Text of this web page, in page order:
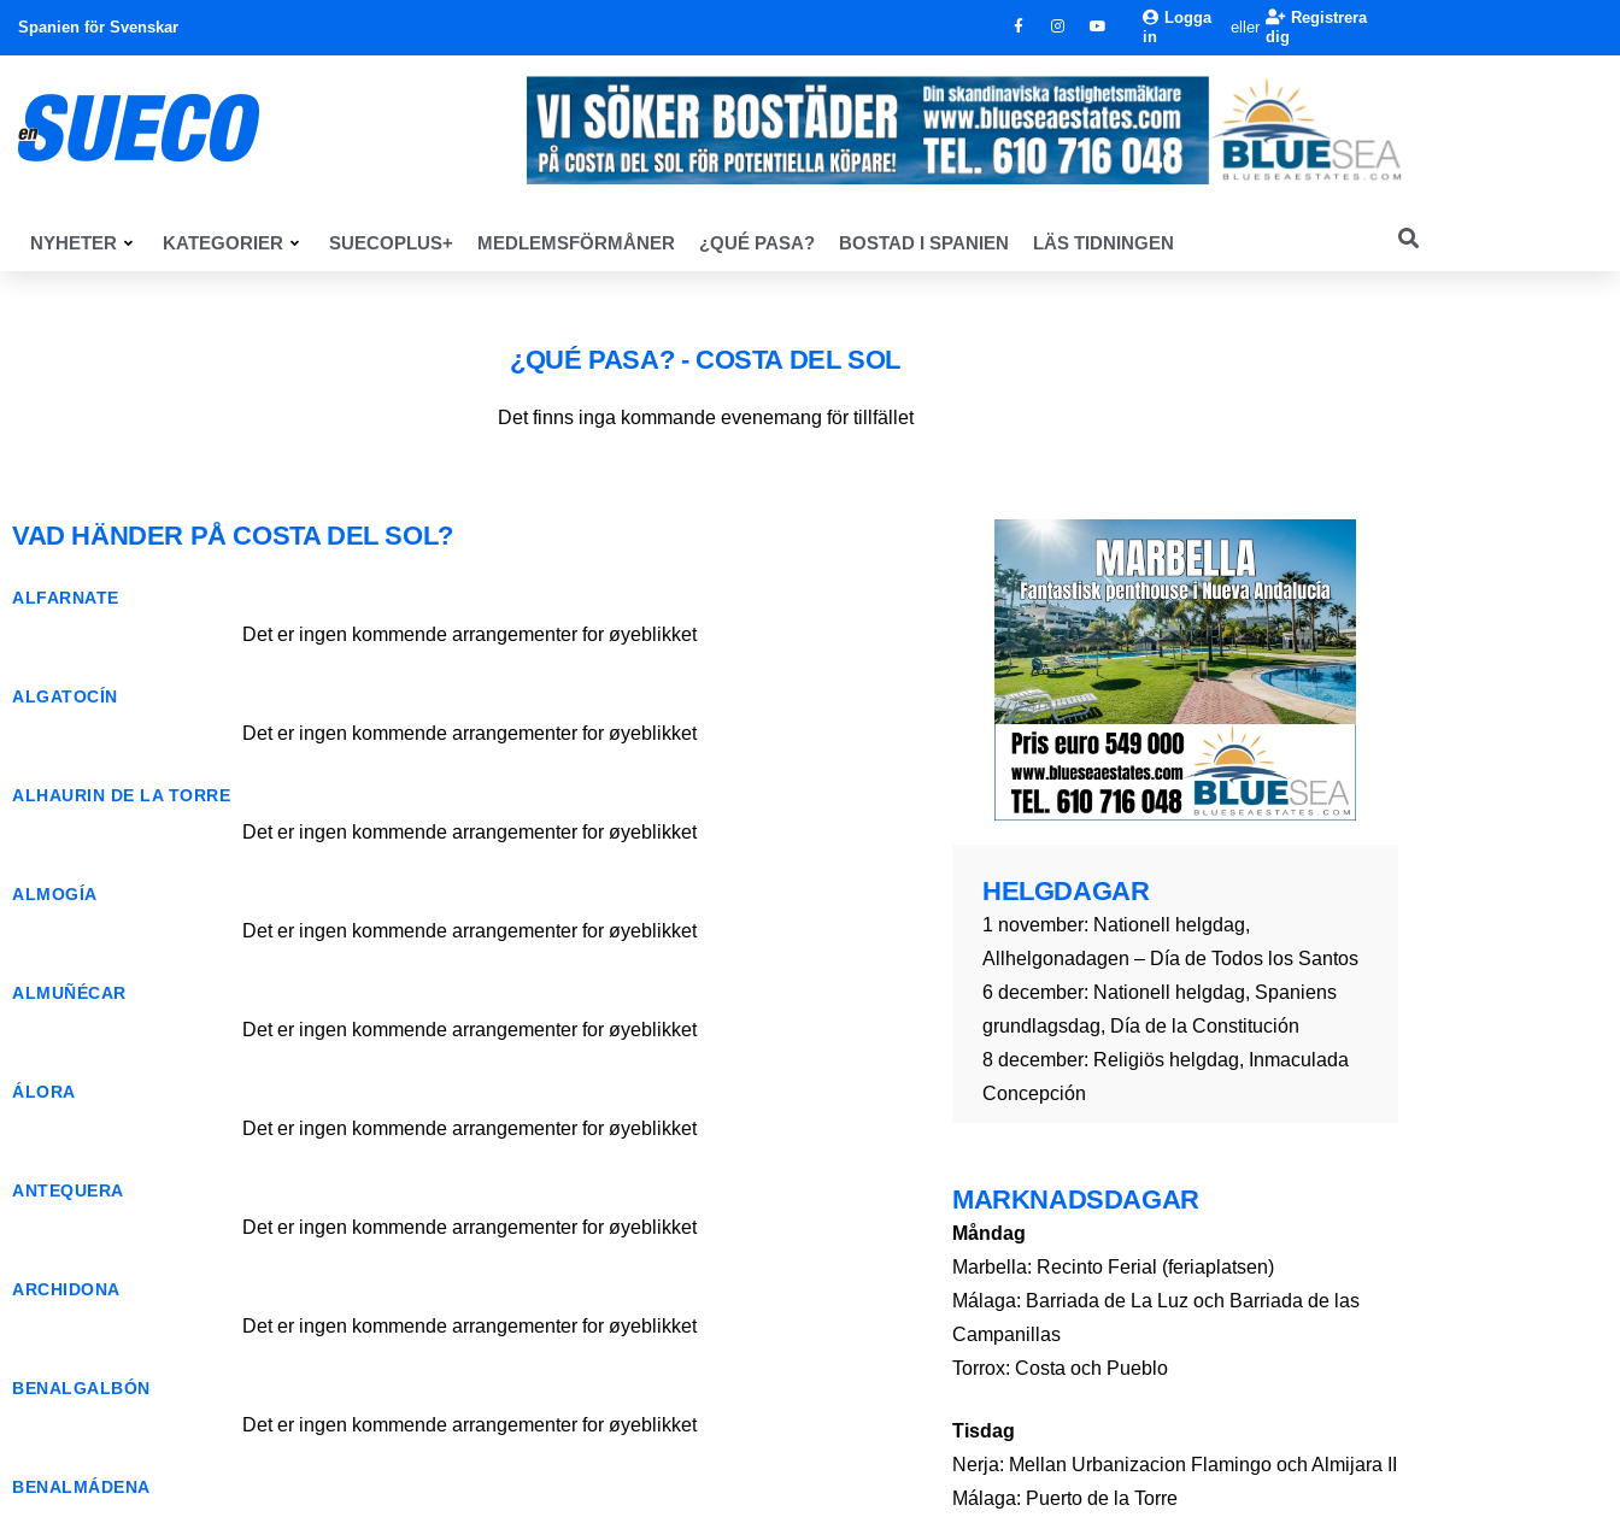
Spanien för Svenskar
Logga
in
eller
Registrera
dig
NYHETER KATEGORIER SUECOPLUS+ MEDLEMSFÖRMÅNER ¿QUÉ PASA? BOSTAD I SPANIEN LÄS TIDNINGEN
¿QUÉ PASA? - COSTA DEL SOL
Det finns inga kommande evenemang för tillfället
VAD HÄNDER PÅ COSTA DEL SOL?
ALFARNATE
Det er ingen kommende arrangementer for øyeblikket
ALGATOCÍN
Det er ingen kommende arrangementer for øyeblikket
ALHAURIN DE LA TORRE
Det er ingen kommende arrangementer for øyeblikket
ALMOGÍA
Det er ingen kommende arrangementer for øyeblikket
ALMUÑÉCAR
Det er ingen kommende arrangementer for øyeblikket
ÁLORA
Det er ingen kommende arrangementer for øyeblikket
ANTEQUERA
Det er ingen kommende arrangementer for øyeblikket
ARCHIDONA
Det er ingen kommende arrangementer for øyeblikket
BENALGALBÓN
Det er ingen kommende arrangementer for øyeblikket
BENALMÁDENA
HELGDAGAR
1 november: Nationell helgdag,
Allhelgonadagen – Día de Todos los Santos
6 december: Nationell helgdag, Spaniens
grundlagsdag, Día de la Constitución
8 december: Religiös helgdag, Inmaculada
Concepción
MARKNADSDAGAR
Måndag
Marbella: Recinto Ferial (feriaplatsen)
Málaga: Barriada de La Luz och Barriada de las
Campanillas
Torrox: Costa och Pueblo
Tisdag
Nerja: Mellan Urbanizacion Flamingo och Almijara II
Málaga: Puerto de la Torre